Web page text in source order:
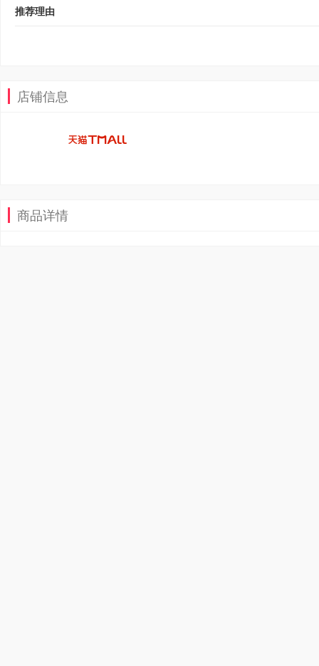
推荐理由
店铺信息
商品详情